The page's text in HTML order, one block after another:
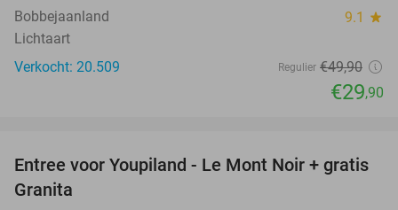
Bobbejaanland 9.1 star
Lichtaart
Verkocht: 20.509
Regulier €49,90
€29,90
47%
Entree voor Youpiland - Le Mont Noir + gratis
Granita